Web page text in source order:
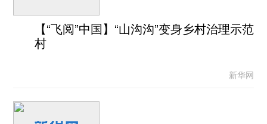
【“飞阅”中国】“山沟沟”变身乡村治理示范
村
新华网